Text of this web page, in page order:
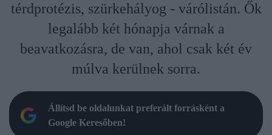
térdprotézis, szürkehályog - várólistán. Ők
legalább két hónapja várnak a
beavatkozásra, de van, ahol csak két év
múlva kerülnek sorra.
Állítsd be oldalunkat preferált forrásként a
Google Keresőben!